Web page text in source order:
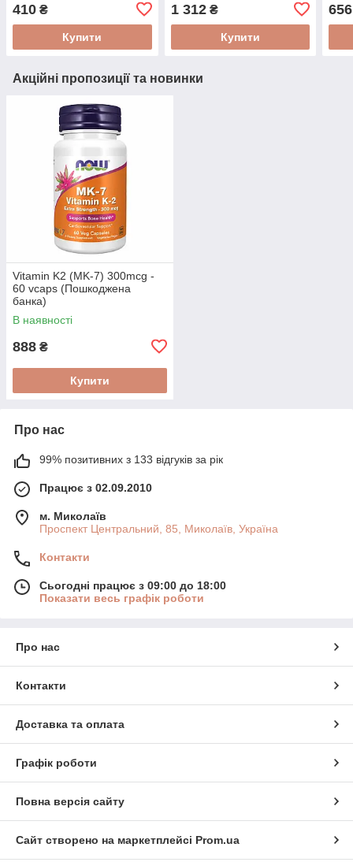
410 ₴
Купити
1 312₴
Купити
656
Акційні пропозиції та новинки
Vitamin K2 (MK-7) 300mcg -
60 vcaps (Пошкоджена
банка)
В наявності
888 ₴
Купити
Про нас
99% позитивних з 133 відгуків за рік
Працює з 02.09.2010
м. Миколаїв
Проспект Центральний, 85, Миколаїв, Україна
Контакти
Сьогодні працює з 09:00 до 18:00
Показати весь графік роботи
Про нас
Контакти
Доставка та оплата
Графік роботи
Повна версія сайту
Сайт створено на маркетплейсі Prom.ua